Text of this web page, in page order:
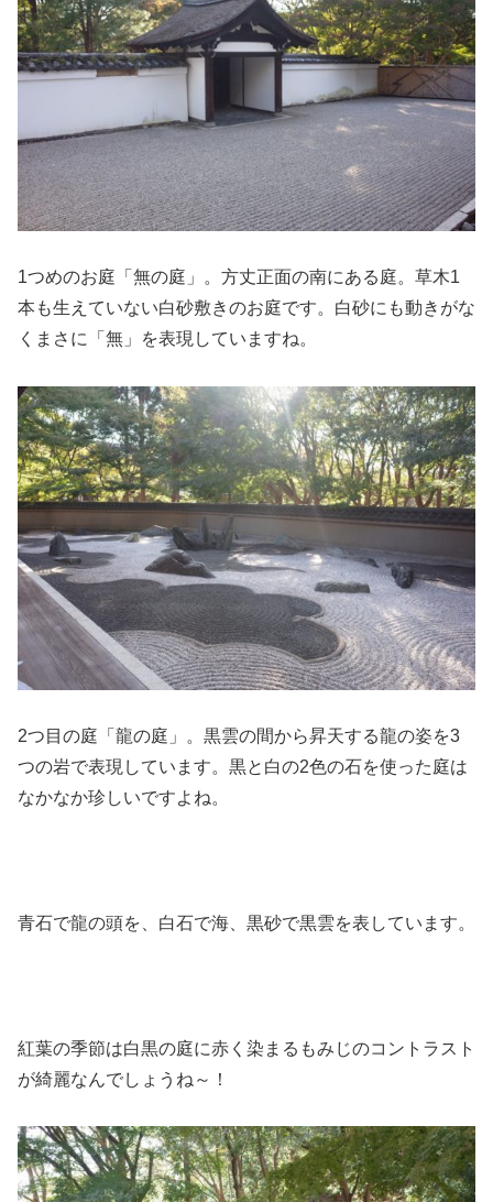
1つめのお庭「無の庭」。方丈正面の南にある庭。草木1
本も生えていない白砂敷きのお庭です。白砂にも動きがな
くまさに「無」を表現していますね。
2つ目の庭「龍の庭」。黒雲の間から昇天する龍の姿を3
つの岩で表現しています。黒と白の2色の石を使った庭は
なかなか珍しいですよね。
青石で龍の頭を、白石で海、黒砂で黒雲を表しています。
紅葉の季節は白黒の庭に赤く染まるもみじのコントラスト
が綺麗なんでしょうね～！